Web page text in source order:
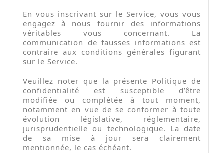
En vous inscrivant sur le Service, vous vous
engagez à nous fournir des informations
véritables vous concernant. La
communication de fausses informations est
contraire aux conditions générales figurant
sur le Service.
Veuillez noter que la présente Politique de
confidentialité est susceptible d’être
modifiée ou complétée à tout moment,
notamment en vue de se conformer à toute
évolution législative, réglementaire,
jurisprudentielle ou technologique. La date
de sa mise à jour sera clairement
mentionnée, le cas échéant.